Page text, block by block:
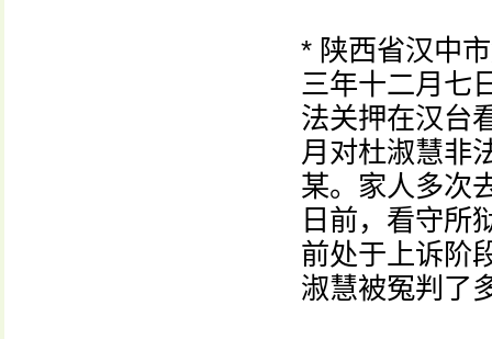
* 陕西省汉中
三年十二月七
法关押在汉台
月对杜淑慧非
某。家人多次
日前，看守所
前处于上诉阶
淑慧被冤判了